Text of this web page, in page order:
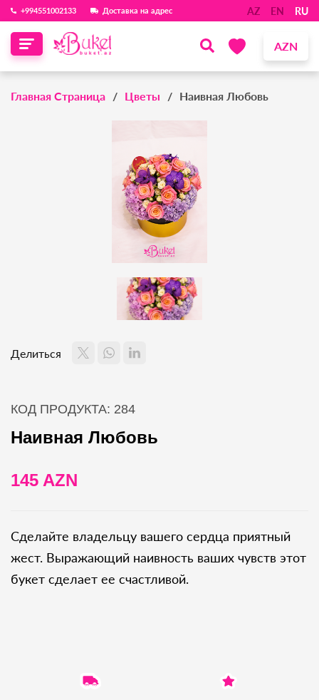
‪+994551002133‬ Доставка на адрес AZ EN RU
AZN
Главная Страница Цветы Наивная Любовь
Делиться
КОД ПРОДУКТА: 284
Наивная Любовь
145 AZN
Сделайте владельцу вашего сердца приятный
жест. Выражающий наивность ваших чувств этот
букет сделает ее счастливой.